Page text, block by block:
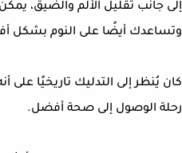
إلى جانب تقليل الألم والضيق،
وتساعدك أيضًا على النوم بشكل
كان يُنظر إلى التدليك تاريخيًا على
رحلة الوصول إلى صحة أفضل.